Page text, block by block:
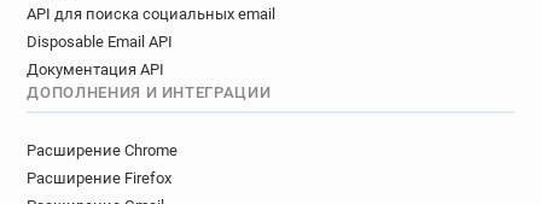
API для поиска социальных email
Disposable Email API
Документация API
ДОПОЛНЕНИЯ И ИНТЕГРАЦИИ
Расширение Chrome
Расширение Firefox